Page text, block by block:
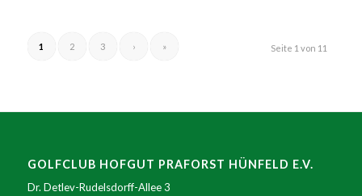
Seite 1 von 11
1 2 3 › »
GOLFCLUB HOFGUT PRAFORST HÜNFELD E.V.
Dr. Detlev-Rudelsdorff-Allee 3